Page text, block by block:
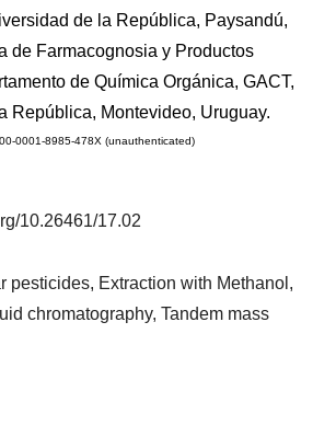
de la República, Paysandú,
de Farmacognosia y Productos
de Química Orgánica, GACT,
República, Montevideo, Uruguay.
0001-8985-478X (unauthenticated)
10.26461/17.02
pesticides, Extraction with Methanol,
chromatography, Tandem mass